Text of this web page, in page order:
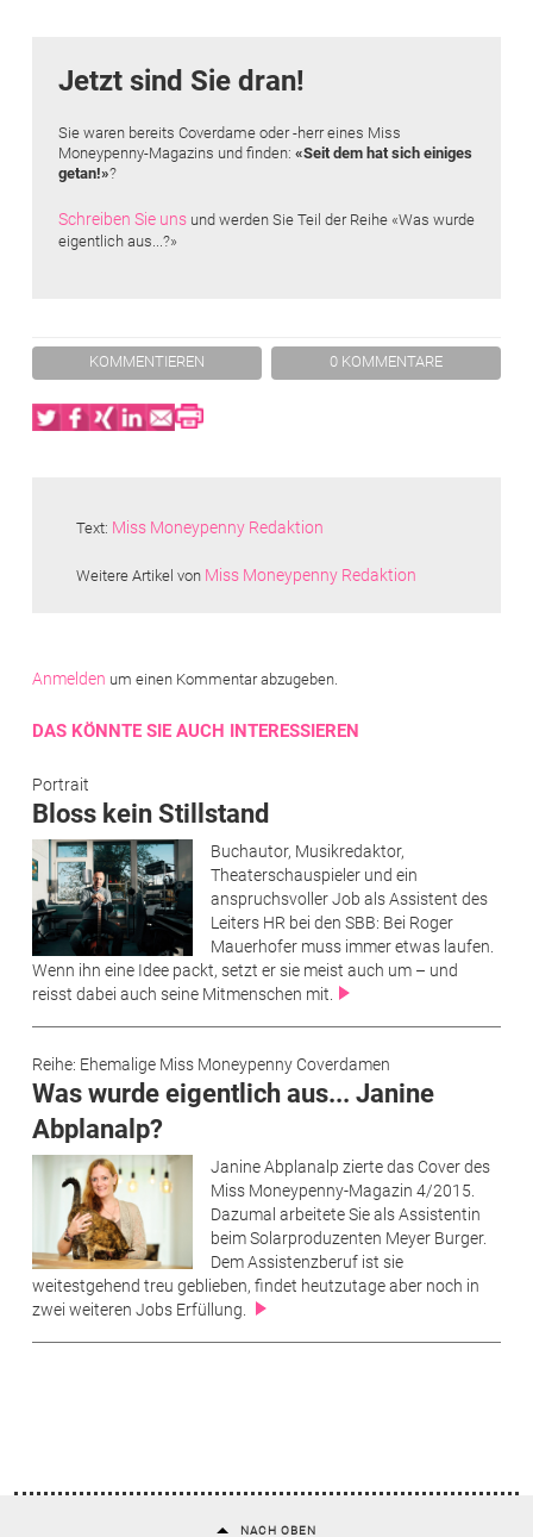
Jetzt sind Sie dran!
Sie waren bereits Coverdame oder -herr eines Miss
Moneypenny-Magazins und finden: «Seit dem hat sich einiges
getan!»?
Schreiben Sie uns und werden Sie Teil der Reihe «Was wurde
eigentlich aus...?»
KOMMENTIEREN 0 KOMMENTARE
Twitter
Facebook
XING
LinkedIn
Email
Print
Text: Miss Moneypenny Redaktion
Weitere Artikel von Miss Moneypenny Redaktion
Anmelden um einen Kommentar abzugeben.
DAS KÖNNTE SIE AUCH INTERESSIEREN
Portrait
Bloss kein Stillstand
Buchautor, Musikredaktor,
Theaterschauspieler und ein
anspruchsvoller Job als Assistent des
Leiters HR bei den SBB: Bei Roger
Mauerhofer muss immer etwas laufen.
Wenn ihn eine Idee packt, setzt er sie meist auch um – und
reisst dabei auch seine Mitmenschen mit.
Reihe: Ehemalige Miss Moneypenny Coverdamen
Was wurde eigentlich aus... Janine
Abplanalp?
Janine Abplanalp zierte das Cover des
Miss Moneypenny-Magazin 4/2015.
Dazumal arbeitete Sie als Assistentin
beim Solarproduzenten Meyer Burger.
Dem Assistenzberuf ist sie
weitestgehend treu geblieben, findet heutzutage aber noch in
zwei weiteren Jobs Erfüllung.
NACH OBEN